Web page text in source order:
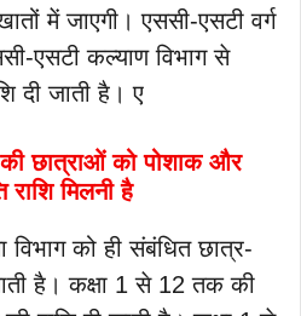
में जाएगी। एससी-एसटी वर्ग
एसटी कल्याण विभाग से
दी जाती है। ए
छात्राओं को पोशाक और
राशि मिलनी है
विभाग को ही संबंधित छात्र-
है। कक्षा 1 से 12 तक की